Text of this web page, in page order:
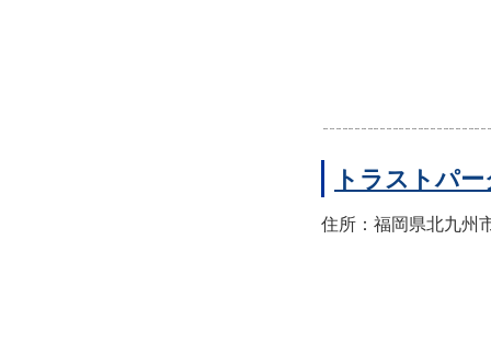
トラストパ
住所：福岡県北九州